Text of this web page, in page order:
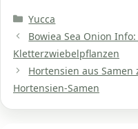
Kategorien
Yucca
Bowiea Sea Onion
Kletterzwiebelpflanzen
Hortensien aus
Hortensien-Samen